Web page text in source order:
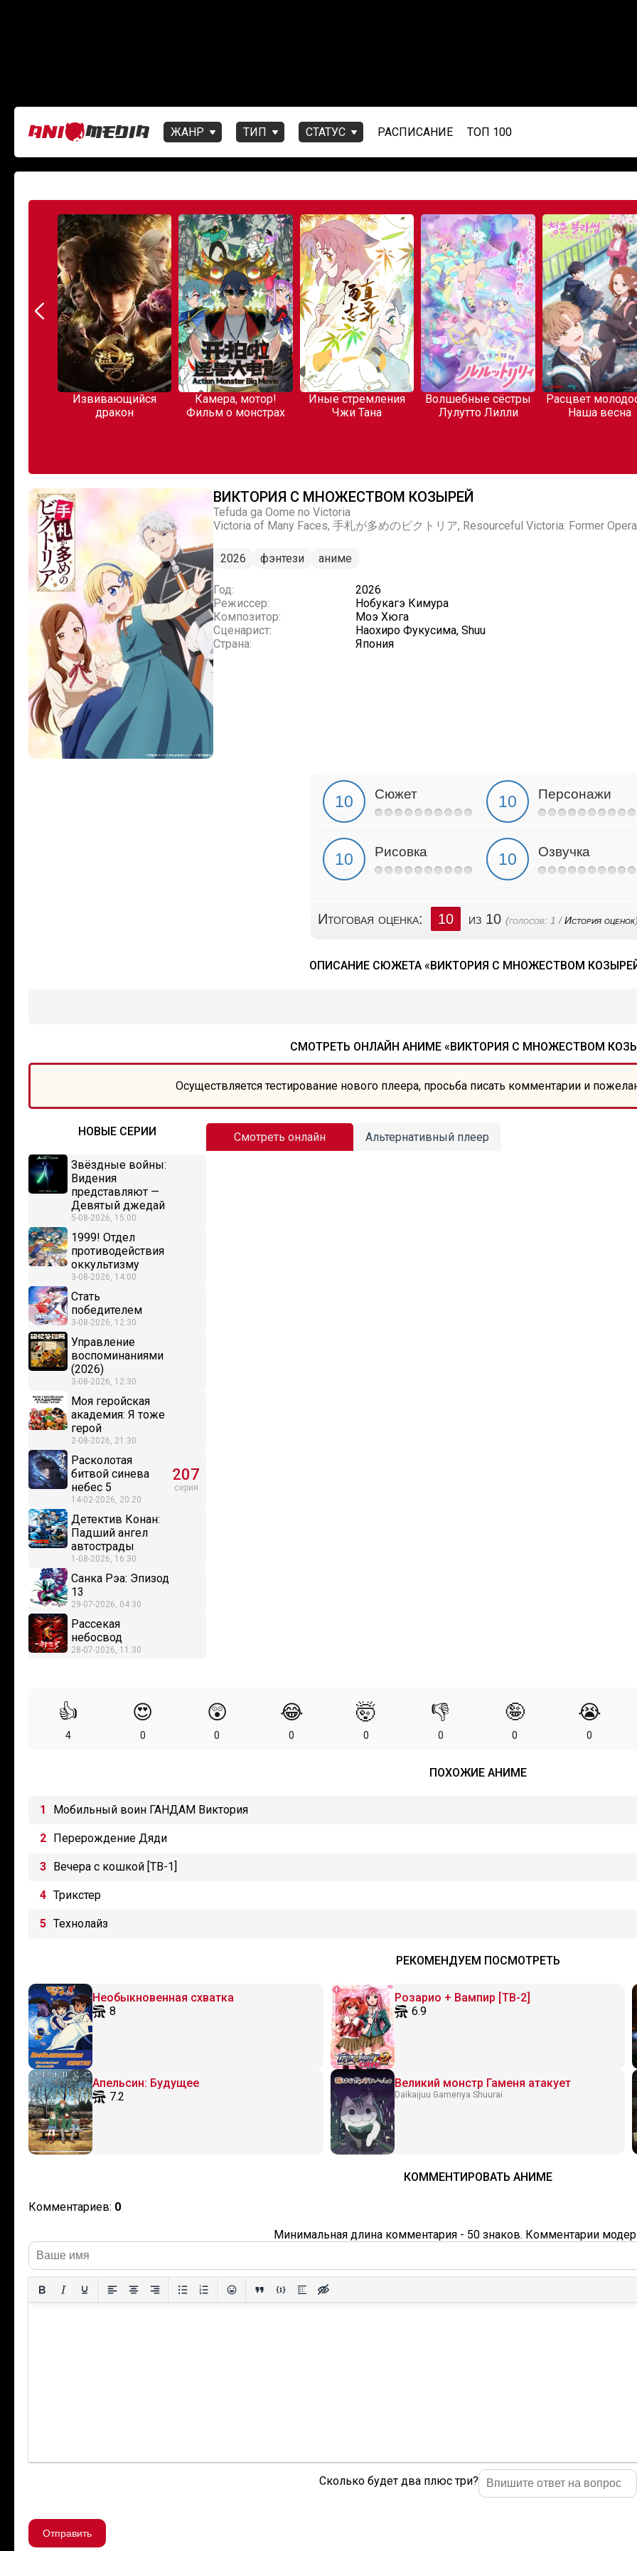
ЖАНР ТИП СТАТУС РАСПИСАНИЕ ТОП 100
Извивающийся
Камера, мотор!
Фильм о монстрах
Иные стремления
Чжи Тана
Волшебные сёстры
Лулутто Лилли
Расцвет молодости:
Наша весна
ВИКТОРИЯ С МНОЖЕСТВОМ КОЗЫРЕЙ
Tefuda ga Oome no Victoria
Victoria of Many Faces, 手札が多めのビクトリア, Resourceful Victoria: Former
2026 фэнтези аниме
Год:
2026
Режиссер:
Нобукагэ Кимура
Композитор:
Моэ Хюга
Сценарист:
Наохиро Фукусима, Shuu
Страна:
Япония
Сюжет Персонажи
Рисовка Озвучка
Итоговая оценка: 10 из 10 (голосов: 1 /История оценок
ОПИСАНИЕ СЮЖЕТА «ВИКТОРИЯ С МНОЖЕСТВОМ
СМОТРЕТЬ ОНЛАЙН АНИМЕ «ВИКТОРИЯ С МНОЖЕСТВОМ
Осуществляется тестирование нового плеера, просьба писать комментарии и
НОВЫЕ СЕРИИ
Звёздные войны:
Видения
представляют —
Девятый джедай
5-08-2026, 15:00
1999! Отдел
противодействия
оккультизму
3-08-2026, 14:00
Стать
победителем
3-08-2026, 12:30
Управление
воспоминаниями
(2026)
3-08-2026, 12:30
Моя геройская
академия: Я тоже
герой
2-08-2026, 21:30
Расколотая
битвой синева
небес 5
14-02-2026, 20:20
207
серия
Детектив Конан:
Падший ангел
автострады
1-08-2026, 16:30
Санка Рэа: Эпизод
13
29-07-2026, 04:30
Рассекая
небосвод
28-07-2026, 11:30
Смотреть онлайн Альтернативный плеер
👍
4
😍
0
😲
0
😂
0
🤯
0
👎
0
🤪
0
😭
0
ПОХОЖИЕ АНИМЕ
Мобильный воин ГАНДАМ Виктория
Перерождение Дяди
Вечера с кошкой [ТВ-1]
Трикстер
Технолайз
РЕКОМЕНДУЕМ ПОСМОТРЕТЬ
Необыкновенная схватка
8
Розарио + Вампир [ТВ-2]
6.9
Апельсин: Будущее
7.2
Великий монстр Гаменя атакует
Daikaijuu Gamenya Shuurai
КОММЕНТИРОВАТЬ АНИМЕ
Комментариев: 0
Минимальная длина комментария - 50 знаков. Комментарии
Сколько будет два плюс три?
Отправить